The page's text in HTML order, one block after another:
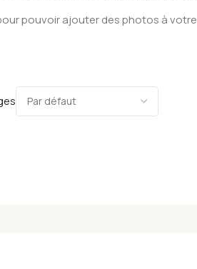
pouvoir ajouter des photos à votre